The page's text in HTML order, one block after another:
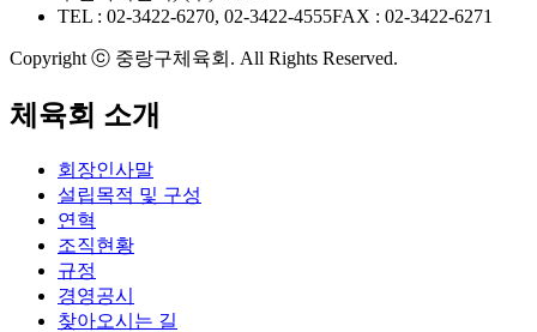
TEL : 02-3422-6270, 02-3422-4555FAX : 02-3422-6271
Copyright ⓒ 중랑구체육회. All Rights Reserved.
체육회 소개
회장인사말
설립목적 및 구성
연혁
조직현황
규정
경영공시
찾아오시는 길